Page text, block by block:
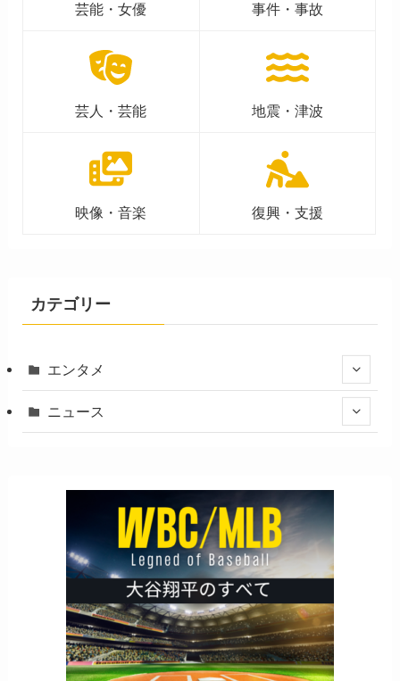
芸能・女優 事件・事故
芸人・芸能 地震・津波
映像・音楽 復興・支援
カテゴリー
エンタメ
ニュース